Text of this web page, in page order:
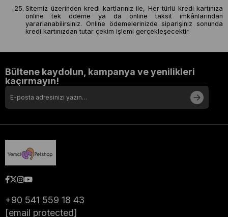
Sitemiz üzerinden kredi kartlarınız ile, Her türlü kredi kartınıza
online tek ödeme ya da online taksit imkânlarından
yararlanabilirsiniz. Online ödemelerinizde siparişiniz sonunda
kredi kartınızdan tutar çekim işlemi gerçekleşecektir.
Bültene kaydolun, kampanya ve yenilikleri
kaçırmayın!
+90 541 559 18 43
[email protected]